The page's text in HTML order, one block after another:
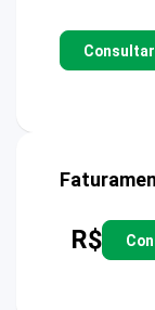
Consultar
R$